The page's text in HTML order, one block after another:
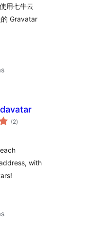
用七牛云
Gravatar
(2total
de
)
with